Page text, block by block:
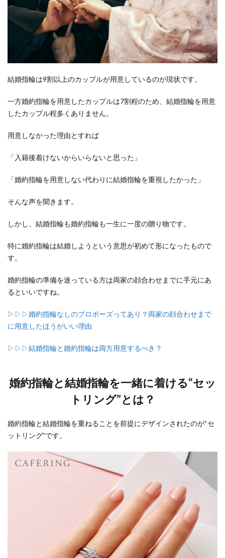
結婚指輪は9割以上のカップルが用意しているのが現状です。
一方婚約指輪を用意したカップルは7割程のため、結婚指輪を用意
したカップル程多くありません。
用意しなかった理由とすれば
「入籍後着けないからいらないと思った」
「婚約指輪を用意しない代わりに結婚指輪を重視したかった」
そんな声を聞きます。
しかし、結婚指輪も婚約指輪も一生に一度の贈り物です。
特に婚約指輪は結婚しようという意思が初めて形になったもので
す。
婚約指輪の準備を迷っている方は両家の顔合わせまでに手元にあ
るといいですね。
▷▷▷婚約指輪なしのプロポーズってあり？両家の顔合わせまで
に用意したほうがいい理由
▷▷▷結婚指輪と婚約指輪は両方用意するべき？
婚約指輪と結婚指輪を一緒に着ける“セッ
トリング”とは？
婚約指輪と結婚指輪を重ねることを前提にデザインされたのが“セ
ットリング”です。